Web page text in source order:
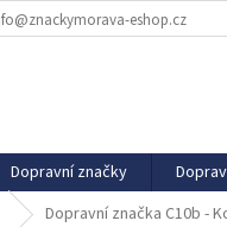
eshop.cz
Dopravní značky
Dopravní značka C10b -